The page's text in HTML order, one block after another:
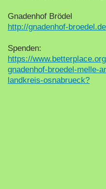
Gnadenhof Brödel
http://gnadenhof-broedel.de
Spenden:
https://
gnadenhof-broedel-melle-
landkreis-osnabrueck?